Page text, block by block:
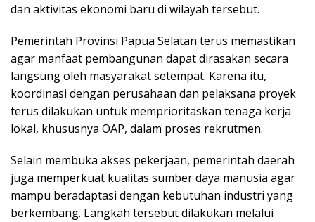
dan aktivitas ekonomi baru di wilayah tersebut.
Pemerintah Provinsi Papua Selatan terus memastikan
agar manfaat pembangunan dapat dirasakan secara
langsung oleh masyarakat setempat. Karena itu,
koordinasi dengan perusahaan dan pelaksana proyek
terus dilakukan untuk memprioritaskan tenaga kerja
lokal, khususnya OAP, dalam proses rekrutmen.
Selain membuka akses pekerjaan, pemerintah daerah
juga memperkuat kualitas sumber daya manusia agar
mampu beradaptasi dengan kebutuhan industri yang
berkembang. Langkah tersebut dilakukan melalui